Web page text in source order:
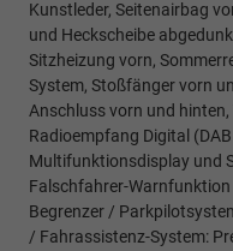
Kunstleder, Seitenairbag
und Heckscheibe
Sitzheizung vorn,
System, Stoßfänger vorn
Anschluss vorn und
Radioempfang Digital
Multifunktionsdisplay und
Falschfahrer-
Begrenzer /
/ Fahrassistenz-System: